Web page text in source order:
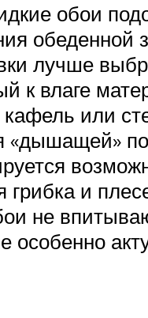
обои
обеденной
лучше
к влаге
или
«дышащей»
грибка и
не
особенно